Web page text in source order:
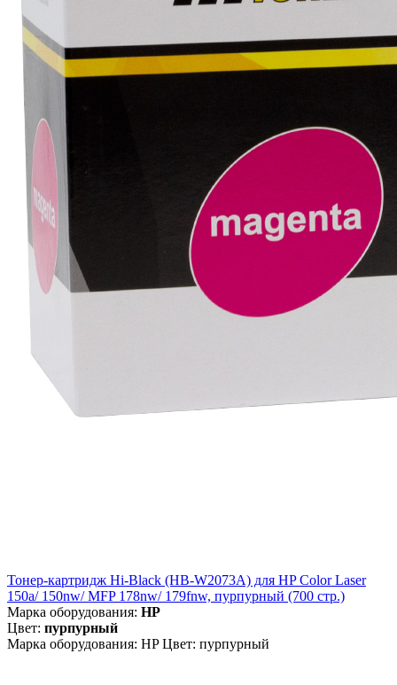
Тонер-картридж Hi-Black (HB-W2073A) для HP Color Laser
150a/ 150nw/ MFP 178nw/ 179fnw, пурпурный (700 стр.)
Марка оборудования: HP
Цвет: пурпурный
Марка оборудования: HP Цвет: пурпурный